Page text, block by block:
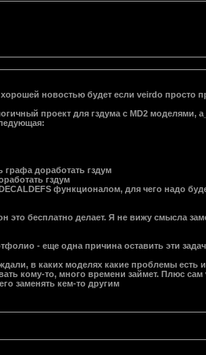
новостью будет если veirdo просто
проект для гздума с MD2 моделями,
графа доработать гздум
гздум
функционалом, для чего надо
бесплатно делает. Я не вижу смысла
- еще одна причина оставить эти
в каких моделях какие проблемы есть
кому-то, много времени займет. Плюс
заменять кем-то другим